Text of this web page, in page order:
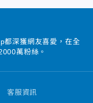
都深獲網友喜愛，在全
萬粉絲。
客服資訊